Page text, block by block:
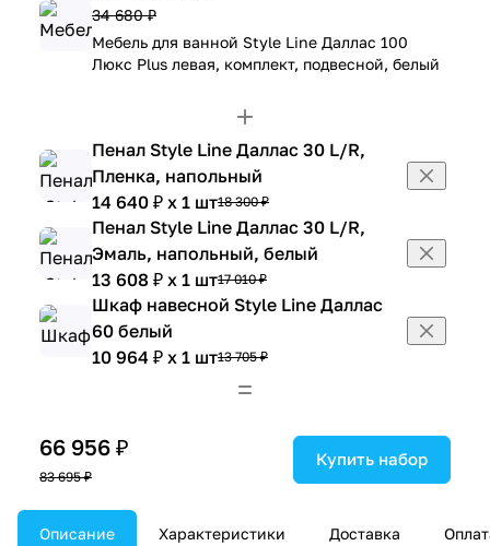
34 680 ₽
Мебель для ванной Style Line Даллас 100
Люкс Plus левая, комплект, подвесной, белый
Пенал Style Line Даллас 30 L/R,
Пленка, напольный
14 640 ₽ x 1 шт18 300 ₽
Пенал Style Line Даллас 30 L/R,
Эмаль, напольный, белый
13 608 ₽ x 1 шт17 010 ₽
Шкаф навесной Style Line Даллас
60 белый
10 964 ₽ x 1 шт13 705 ₽
66 956 ₽
83 695 ₽
Купить набор
Описание Характеристики Доставка